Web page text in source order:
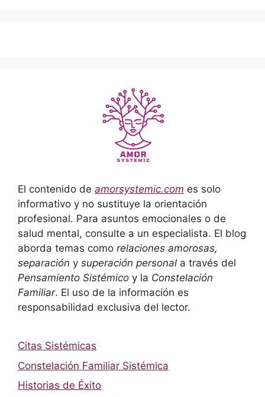
El contenido de amorsystemic.com es solo
informativo y no sustituye la orientación
profesional. Para asuntos emocionales o de
salud mental, consulte a un especialista. El blog
aborda temas como relaciones amorosas,
separación y superación personal a través del
Pensamiento Sistémico y la Constelación
Familiar. El uso de la información es
responsabilidad exclusiva del lector.
Citas Sistémicas
Constelación Familiar Sistémica
Historias de Éxito